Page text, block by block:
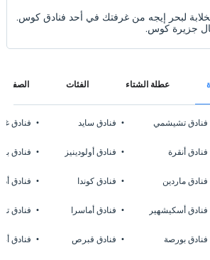
لبحر إيجه من غرفتك في أحد فنادق كوس.
جزيرة كوس.
عطلة الشتاء الفئات
فنادق تشيشمي
فنادق أنقرة
فنادق ماردين
فنادق أسكيشهير
فنادق بورصة
فنادق سايد
فنادق أولودينيز
فنادق كوندا
فنادق أماسرا
فنادق قبرص
فنادق
فنادق
فنادق
فنادق
فنادق